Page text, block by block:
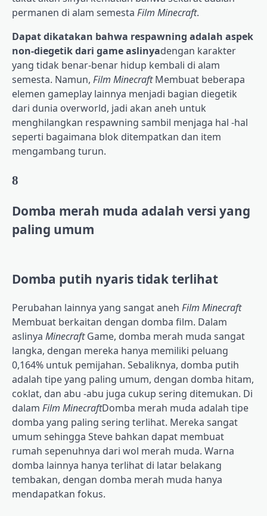
permanen di alam semesta Film Minecraft.
Dapat dikatakan bahwa respawning adalah aspek
non-diegetik dari game aslinyadengan karakter
yang tidak benar-benar hidup kembali di alam
semesta. Namun, Film MinecraftMembuat beberapa
elemen gameplay lainnya menjadi bagian diegetik
dari dunia overworld, jadi akan aneh untuk
menghilangkan respawning sambil menjaga hal -hal
seperti bagaimana blok ditempatkan dan item
mengambang turun.
8
Domba merah muda adalah versi yang
paling umum
Domba putih nyaris tidak terlihat
Perubahan lainnya yang sangat aneh Film Minecraft
Membuat berkaitan dengan domba film. Dalam
aslinya MinecraftGame, domba merah muda sangat
langka, dengan mereka hanya memiliki peluang
0,164% untuk pemijahan. Sebaliknya, domba putih
adalah tipe yang paling umum, dengan domba hitam,
coklat, dan abu -abu juga cukup sering ditemukan. Di
dalam Film MinecraftDomba merah muda adalah tipe
domba yang paling sering terlihat. Mereka sangat
umum sehingga Steve bahkan dapat membuat
rumah sepenuhnya dari wol merah muda. Warna
domba lainnya hanya terlihat di latar belakang
tembakan, dengan domba merah muda hanya
mendapatkan fokus.